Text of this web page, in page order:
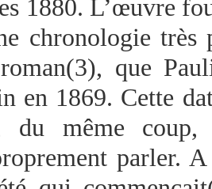
1880. L’œuvre
chronologie très
que
en 1869. Cette
du même coup,
parler.